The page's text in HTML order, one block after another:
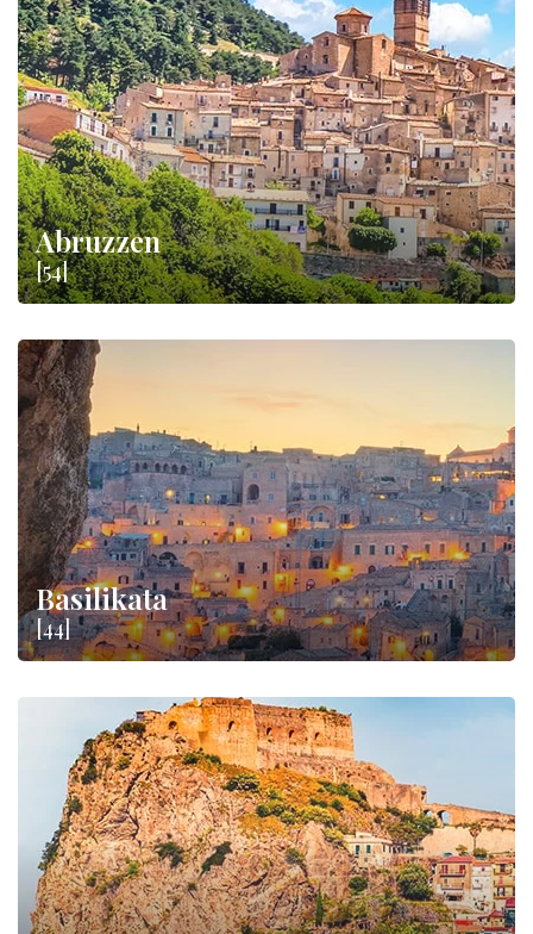
diekulinarische Kulturunseres Landes bilden. Ein
wahrhaftiger Geschmackspfad: Wähle dein Reiseziel und die
Spezialitäten, die du probieren möchtest!
Abruzzen
[54]
Basilikata
[44]